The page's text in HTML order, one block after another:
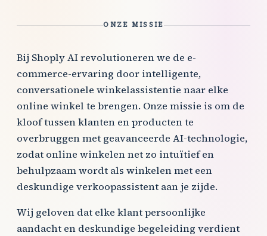
ONZE MISSIE
Bij Shoply AI revolutioneren we de e-
commerce-ervaring door intelligente,
conversationele winkelassistentie naar elke
online winkel te brengen. Onze missie is om de
kloof tussen klanten en producten te
overbruggen met geavanceerde AI-technologie,
zodat online winkelen net zo intuïtief en
behulpzaam wordt als winkelen met een
deskundige verkoopassistent aan je zijde.
Wij geloven dat elke klant persoonlijke
aandacht en deskundige begeleiding verdient